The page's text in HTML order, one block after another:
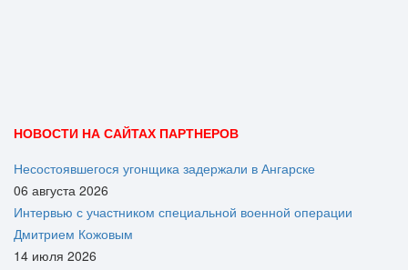
НОВОСТИ НА САЙТАХ ПАРТНЕРОВ
Несостоявшегося угонщика задержали в Ангарске
06 августа 2026
Интервью с участником специальной военной операции
Дмитрием Кожовым
14 июля 2026